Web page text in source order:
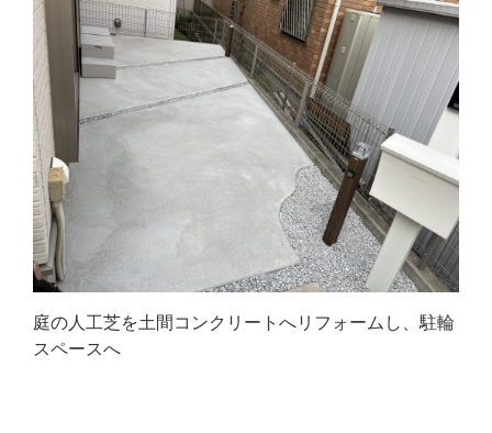
庭の人工芝を土間コンクリートへリフォームし、駐輪
スペースへ